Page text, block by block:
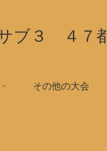
ブ３ ４７
その他の大会